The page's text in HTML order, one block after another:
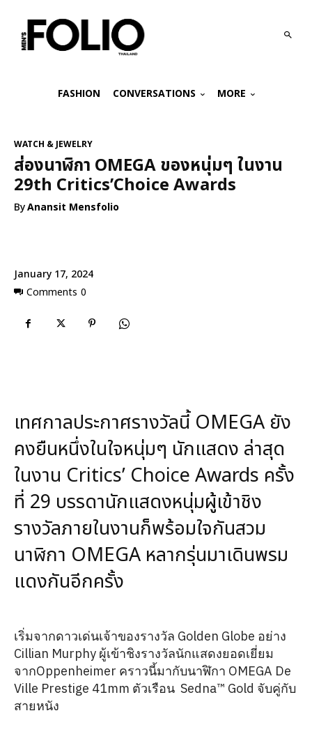
FASHION CONVERSATIONS MORE
January 17, 2024
Comments 0
WATCH & JEWELRY
ส่องนาฬิกา OMEGA ของหนุ่มๆ ในงาน
29th Critics’Choice Awards
ByAnansit Mensfolio
เทศกาลประกาศรางวัลนี้ OMEGA ยัง
คงยืนหนึ่งในใจหนุ่มๆ นักแสดง ล่าสุด
ในงาน Critics’ Choice Awards ครั้ง
ที่ 29 บรรดานักแสดงหนุ่มผู้เข้าชิง
รางวัลภายในงานก็พร้อมใจกันสวม
นาฬิกา OMEGA หลากรุ่นมาเดินพรม
แดงกันอีกครั้ง
เริ่มจากดาวเด่นเจ้าของรางวัล Golden Globe อย่าง
Cillian Murphy ผู้เข้าชิงรางวัลนักแสดงยอดเยี่ยม
จากOppenheimer คราวนี้มากับนาฬิกา OMEGA De
Ville Prestige 41mm ตัวเรือน Sedna™ Gold จับคู่กับ
สายหนัง